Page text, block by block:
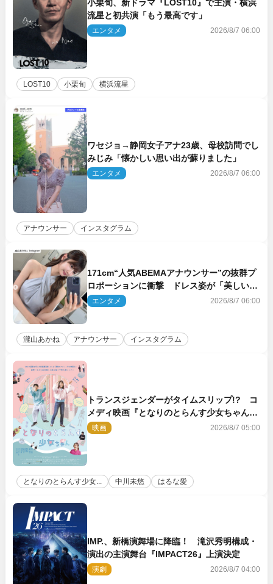
小栗旬、新ドラマ『LOST10』で主演・横浜
流星と初共演「もう最高です」
エンタメ 2026/8/7 06:00
LOST10 小栗旬 横浜流星
ワセジョ→静岡女子アナ23歳、母校訪問でし
みじみ「懐かしい思い出が蘇りました」
エンタメ 2026/8/7 06:00
アナウンサー インスタグラム
171cm“人気ABEMAアナウンサー”の抜群プ
ロポーションに衝撃 ドレス姿が「美しい」
「品がありすぎる」
エンタメ 2026/8/7 06:00
瀧山あかね アナウンサー インスタグラム
トランスジェンダーがタイムスリップ!? コ
メディ映画『となりのとらんす少女ちゃん』
11.7公開決定
映画 2026/8/7 05:00
となりのとらんす少女... 中川未悠 はるな愛
IMP.、新橋演舞場に降臨！ 滝沢秀明構成・
演出の主演舞台『IMPACT26』上演決定
演劇 2026/8/7 04:00